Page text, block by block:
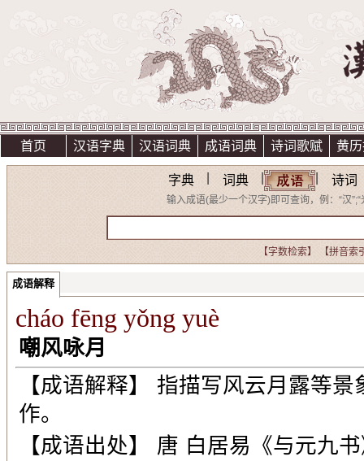
首页 汉语字典 汉语词典 成语词典 诗词歌赋 黄
字典 词典 诗词
输入成语(最少一个汉字)即可查询，例：“汉”;“
【字数检索】 【拼音索
成语解释
cháo fēng yǒng yuè
嘲风咏月
【成语解释】 指描写风云月露等
作。
【成语出处】 唐 白居易《与元九